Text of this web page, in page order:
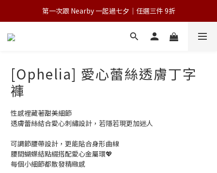
💌 Nearby收藏家｜任選三件 9折 五件 88折
第一次跟 Nearby 一起過七夕｜任選三件 9折
為保障您的購物權益，請於下單前詳閱購物須知
[Ophelia] 愛心蕾絲透膚丁字
褲
性感裡藏著甜美細節
透膚蕾絲結合愛心刺繡設計，若隱若現更加迷人
可調節腰帶設計，更能貼合身形曲線
腰間蝴蝶結點綴搭配愛心金屬環💖
每個小細節都散發精緻感